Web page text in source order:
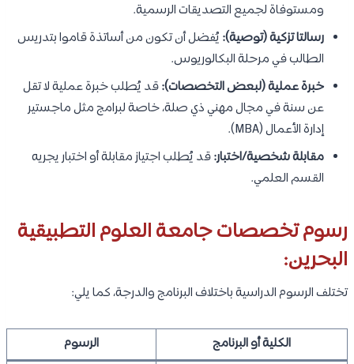
ومستوفاة لجميع التصديقات الرسمية.
رسالتا تزكية (توصية): يُفضل أن تكون من أساتذة قاموا بتدريس
الطالب في مرحلة البكالوريوس.
خبرة عملية (لبعض التخصصات):قد يُطلب خبرة عملية لا تقل
عن سنة في مجال مهني ذي صلة، خاصة لبرامج مثل ماجستير
إدارة الأعمال (MBA).
مقابلة شخصية/اختبار:قد يُطلب اجتياز مقابلة أو اختبار يجريه
القسم العلمي.
رسوم تخصصات جامعة العلوم التطبيقية
البحرين:
تختلف الرسوم الدراسية باختلاف البرنامج والدرجة، كما يلي:
الكلية أو البرنامج الرسوم